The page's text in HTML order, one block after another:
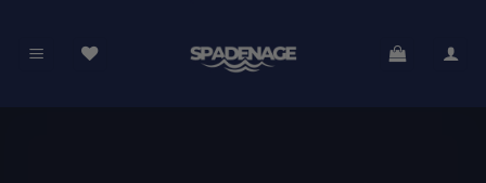
contenu